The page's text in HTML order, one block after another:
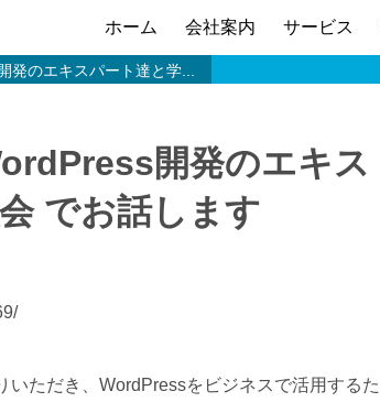
ホーム 会社案内 サービス
のエキスパート達と学...
開発のエキス
でお話します
ただき、WordPressをビジネスで活用するた